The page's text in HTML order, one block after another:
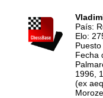
País:
Elo:
Fecha
1996,
(ex